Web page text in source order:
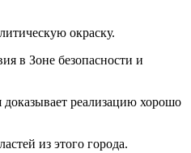
окраску.
в Зоне безопасности и
реализацию хорошо
из этого города.